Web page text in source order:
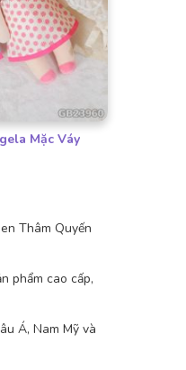
Mặc Váy
Thâm Quyến
phẩm cao cấp,
Á, Nam Mỹ và